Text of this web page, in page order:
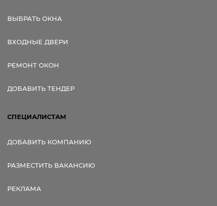
ВЫБРАТЬ ОКНА
ВХОДНЫЕ ДВЕРИ
РЕМОНТ ОКОН
ДОБАВИТЬ ТЕНДЕР
СПЕЦИАЛИСТАМ
ДОБАВИТЬ КОМПАНИЮ
РАЗМЕСТИТЬ ВАКАНСИЮ
РЕКЛАМА